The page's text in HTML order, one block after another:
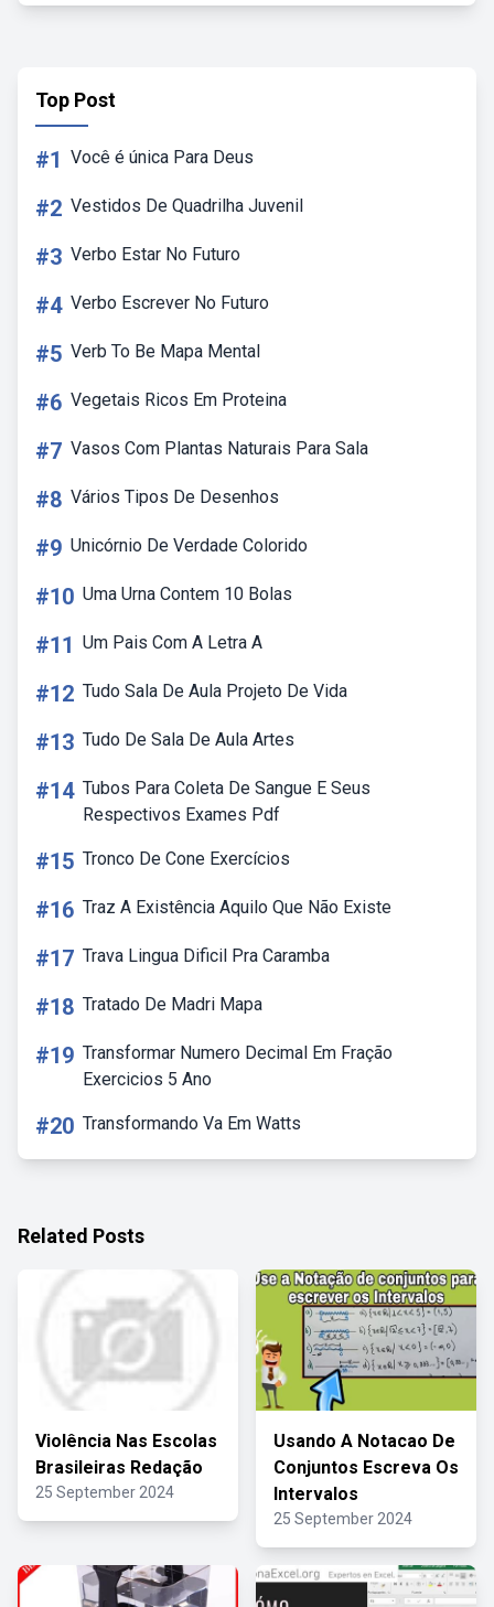
Top Post
#1 Você é única Para Deus
#2 Vestidos De Quadrilha Juvenil
#3 Verbo Estar No Futuro
#4 Verbo Escrever No Futuro
#5 Verb To Be Mapa Mental
#6 Vegetais Ricos Em Proteina
#7 Vasos Com Plantas Naturais Para Sala
#8 Vários Tipos De Desenhos
#9 Unicórnio De Verdade Colorido
#10 Uma Urna Contem 10 Bolas
#11 Um Pais Com A Letra A
#12 Tudo Sala De Aula Projeto De Vida
#13 Tudo De Sala De Aula Artes
#14 Tubos Para Coleta De Sangue E Seus
Respectivos Exames Pdf
#15 Tronco De Cone Exercícios
#16 Traz A Existência Aquilo Que Não Existe
#17 Trava Lingua Dificil Pra Caramba
#18 Tratado De Madri Mapa
#19 Transformar Numero Decimal Em Fração
Exercicios 5 Ano
#20 Transformando Va Em Watts
Related Posts
Violência Nas Escolas
Brasileiras Redação
25 September 2024
Usando A Notacao De
Conjuntos Escreva Os
Intervalos
25 September 2024